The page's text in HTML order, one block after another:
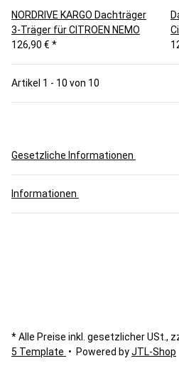
NORDRIVE KARGO Dachträger
3-Träger für CITROEN NEMO
126,90 € *
Artikel 1 - 10 von 10
Gesetzliche Informationen
Informationen
* Alle Preise inkl. gesetzlicher USt.,
5 Template • Powered byJTL-Shop